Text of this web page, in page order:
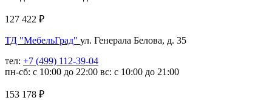
127 422 ₽
ТД "МебельГрад" ул. Генерала Белова, д. 35
тел: +7 (499) 112-39-04
пн-сб: с 10:00 до 22:00 вс: с 10:00 до 21:00
153 178 ₽